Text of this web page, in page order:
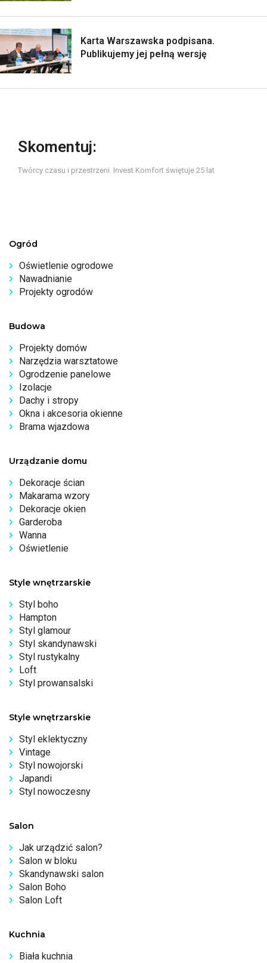
Karta Warszawska podpisana.
Publikujemy jej pełną wersję
Skomentuj:
Twórcy czasu i przestrzeni. Invest Komfort świętuje 25 lat
Ogród
Oświetlenie ogrodowe
Nawadnianie
Projekty ogrodów
Budowa
Projekty domów
Narzędzia warsztatowe
Ogrodzenie panelowe
Izolacje
Dachy i stropy
Okna i akcesoria okienne
Brama wjazdowa
Urządzanie domu
Dekoracje ścian
Makarama wzory
Dekoracje okien
Garderoba
Wanna
Oświetlenie
Style wnętrzarskie
Styl boho
Hampton
Styl glamour
Styl skandynawski
Styl rustykalny
Loft
Styl prowansalski
Style wnętrzarskie
Styl eklektyczny
Vintage
Styl nowojorski
Japandi
Styl nowoczesny
Salon
Jak urządzić salon?
Salon w bloku
Skandynawski salon
Salon Boho
Salon Loft
Kuchnia
Biała kuchnia